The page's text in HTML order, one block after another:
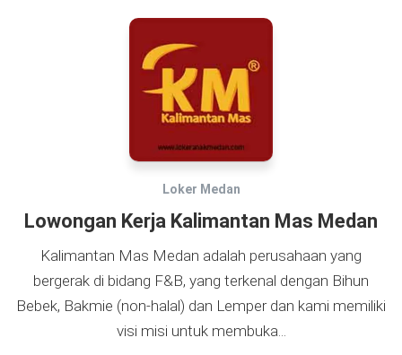
Loker Medan
Lowongan Kerja Kalimantan Mas Medan
Kalimantan Mas Medan adalah perusahaan yang
bergerak di bidang F&B, yang terkenal dengan Bihun
Bebek, Bakmie (non-halal) dan Lemper dan kami memiliki
visi misi untuk membuka...